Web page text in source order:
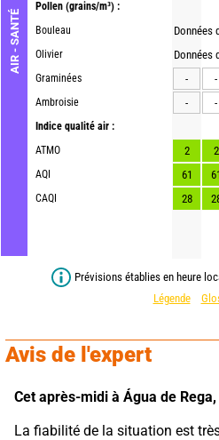
AIR - SANTÉ
Pollen (grains/m³) :
Bouleau
Olivier
Graminées
Ambroisie
Indice qualité air :
ATMO
AQI
CAQI
Données
Données
-
-
-
-
2 2
61
61
28
Prévisions établies en heure
Légende
Avis de l'expert
Cet après-midi à Água de Rega,
La fiabilité de la situation est